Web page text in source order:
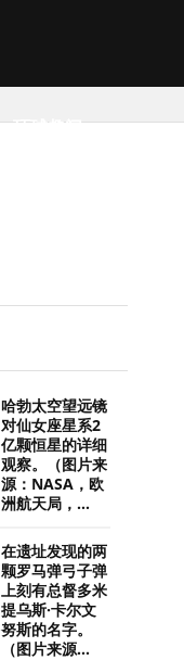
环球趣闻
哈勃太空望远镜
对仙女座星系2
亿颗恒星的详细
观察。（图片来
源：NASA，欧
洲航天局，...
在遗址发现的两
颗罗马弹弓子弹
上刻有总督多米
提乌斯·卡尔文
努斯的名字。
（图片来源...